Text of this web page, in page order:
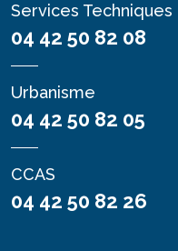
Services Techniques
04 42 50 82 08
Urbanisme
04 42 50 82 05
CCAS
04 42 50 82 26